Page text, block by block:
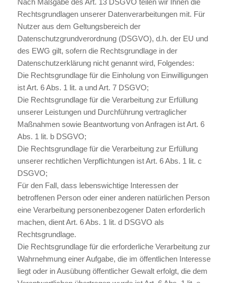
Rechtsgrundlagen unserer Datenverarbeitungen mit. Für
Nutzer aus dem Geltungsbereich der
Datenschutzgrundverordnung (DSGVO), d.h. der EU und
des EWG gilt, sofern die Rechtsgrundlage in der
Datenschutzerklärung nicht genannt wird, Folgendes:
Die Rechtsgrundlage für die Einholung von Einwilligungen
ist Art. 6 Abs. 1 lit. a und Art. 7 DSGVO;
Die Rechtsgrundlage für die Verarbeitung zur Erfüllung
unserer Leistungen und Durchführung vertraglicher
Maßnahmen sowie Beantwortung von Anfragen ist Art. 6
Abs. 1 lit. b DSGVO;
Die Rechtsgrundlage für die Verarbeitung zur Erfüllung
unserer rechtlichen Verpflichtungen ist Art. 6 Abs. 1 lit. c
DSGVO;
Für den Fall, dass lebenswichtige Interessen der
betroffenen Person oder einer anderen natürlichen Person
eine Verarbeitung personenbezogener Daten erforderlich
machen, dient Art. 6 Abs. 1 lit. d DSGVO als
Rechtsgrundlage.
Die Rechtsgrundlage für die erforderliche Verarbeitung zur
Wahrnehmung einer Aufgabe, die im öffentlichen Interesse
liegt oder in Ausübung öffentlicher Gewalt erfolgt, die dem